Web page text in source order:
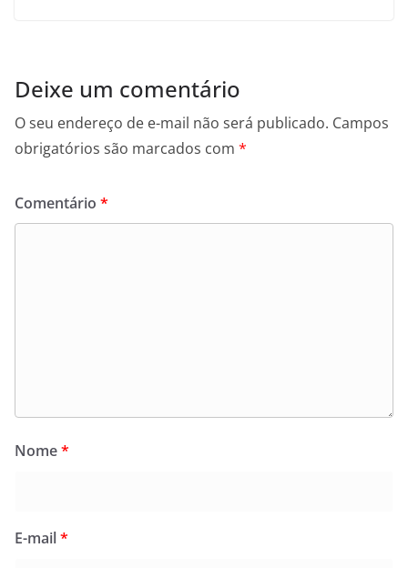
Deixe um comentário
O seu endereço de e-mail não será publicado. Campos
obrigatórios são marcados com *
Comentário *
Nome*
E-mail*